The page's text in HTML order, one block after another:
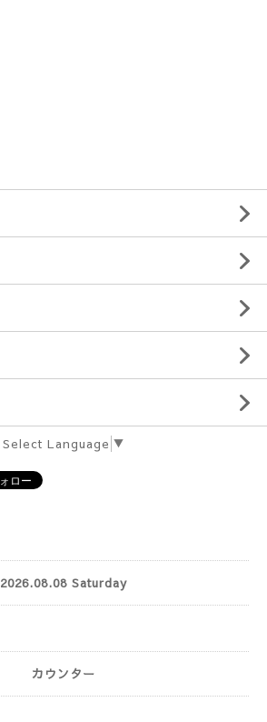
Select Language ▼
2026.08.08 Saturday
カウンター